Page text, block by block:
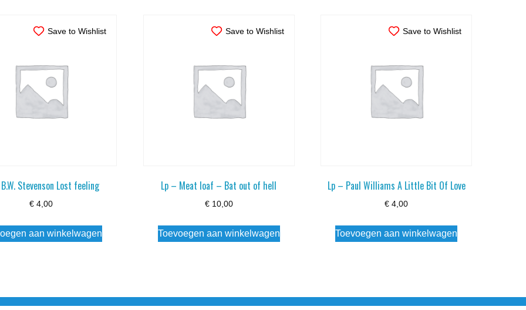
Save to Wishlist
Stevenson Lost feeling
€ 4,00
aan winkelwagen
Save to Wishlist
Lp – Meat loaf – Bat out of hell
€10,00
Toevoegen aan winkelwagen
Save to Wishlist
Lp – Paul Williams A Little Bit Of Love
€ 4,00
Toevoegen aan winkelwagen